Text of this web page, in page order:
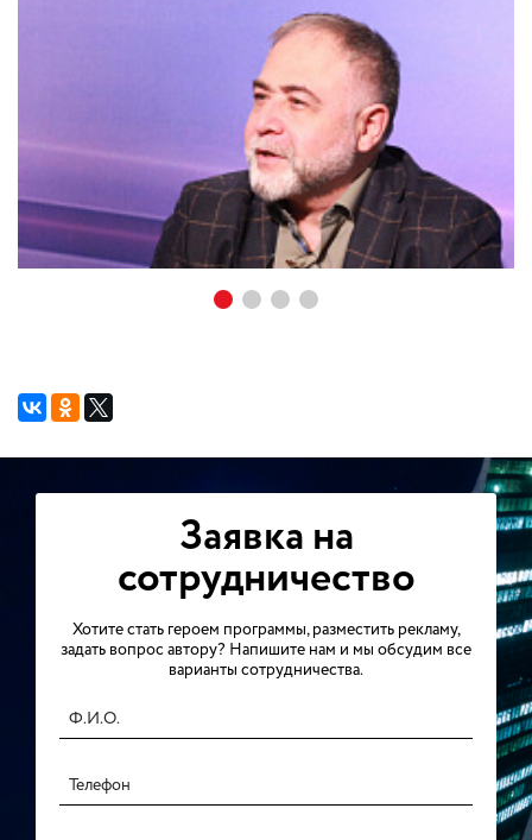
Заявка на
сотрудничество
Хотите стать героем программы, разместить рекламу,
задать вопрос автору? Напишите нам и мы обсудим все
варианты сотрудничества.